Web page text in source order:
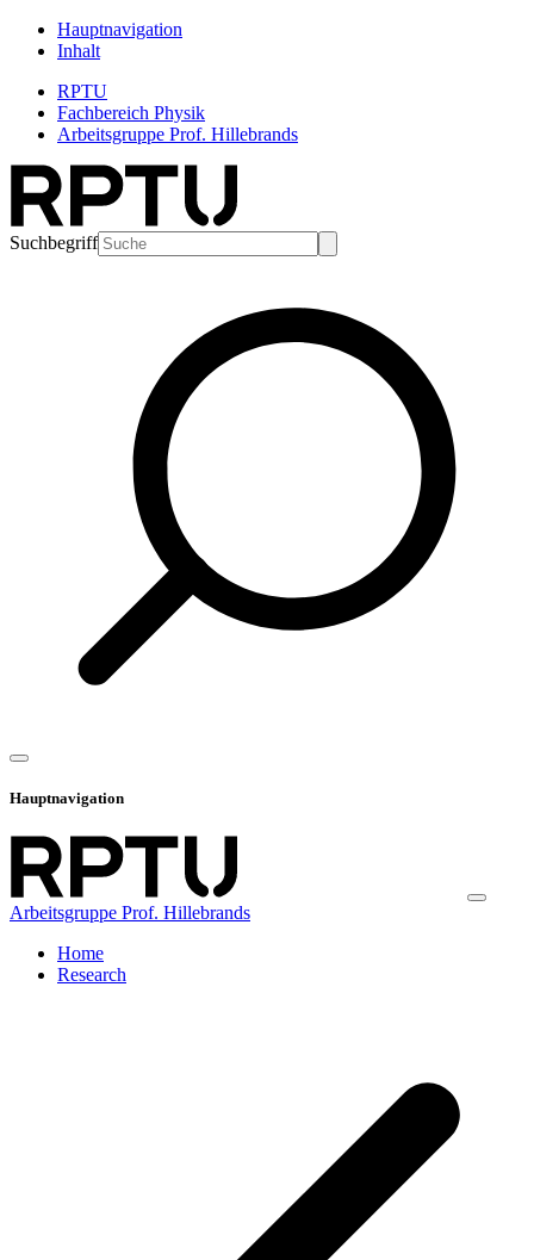
Hauptnavigation
Inhalt
RPTU
Fachbereich Physik
Arbeitsgruppe Prof. Hillebrands
Suchbegriff
Hauptnavigation
Arbeitsgruppe Prof. Hillebrands
Home
Research